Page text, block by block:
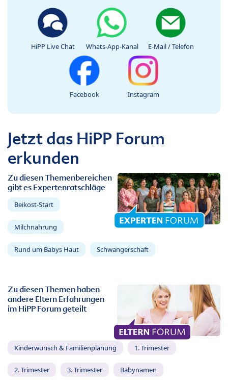
HiPP Live Chat Whats-App-Kanal E-Mail / Telefon
Facebook Instagram
Jetzt das HiPP Forum
erkunden
Zu diesen Themenbereichen
gibt es Expertenratschläge
Beikost-Start
Milchnahrung
Rund um Babys Haut Schwangerschaft
Zu diesen Themen haben
andere Eltern Erfahrungen
im HiPP Forum geteilt
Kinderwunsch & Familienplanung 1. Trimester
2. Trimester 3. Trimester Babynamen